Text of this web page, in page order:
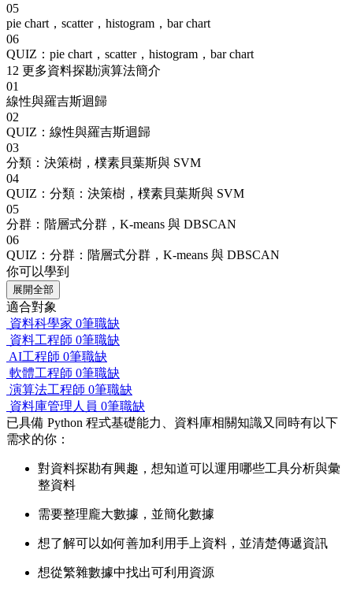
05
pie chart，scatter，histogram，bar chart
06
QUIZ：pie chart，scatter，histogram，bar chart
12 更多資料探勘演算法簡介
01
線性與羅吉斯迴歸
02
QUIZ：線性與羅吉斯迴歸
03
分類：決策樹，樸素貝葉斯與 SVM
04
QUIZ：分類：決策樹，樸素貝葉斯與 SVM
05
分群：階層式分群，K-means 與 DBSCAN
06
QUIZ：分群：階層式分群，K-means 與 DBSCAN
你可以學到
展開全部
適合對象
資料科學家 0筆職缺
資料工程師 0筆職缺
AI工程師 0筆職缺
軟體工程師 0筆職缺
演算法工程師 0筆職缺
資料庫管理人員 0筆職缺
已具備 Python 程式基礎能力、資料庫相關知識又同時有以下
需求的你：
對資料探勘有興趣，想知道可以運用哪些工具分析與彙
整資料
需要整理龐大數據，並簡化數據
想了解可以如何善加利用手上資料，並清楚傳遞資訊
想從繁雜數據中找出可利用資源